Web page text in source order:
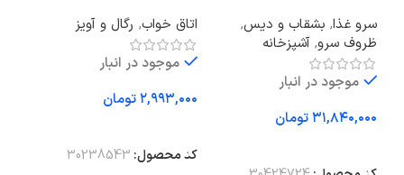
سرو غذا, بشقاب و دیس,
ظروف سرو, آشپزخانه
موجود در انبار
تومان
اتاق خواب, رگال و آویز
موجود در انبار
تومان
کد محصول: 30238543